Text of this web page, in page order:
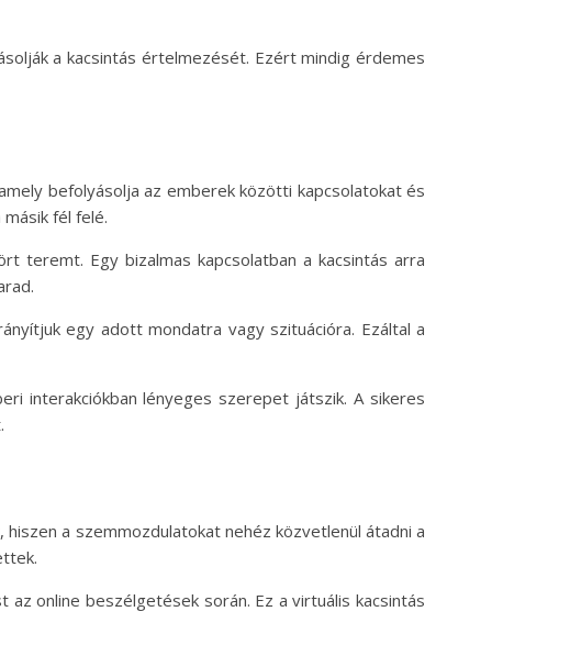
a kacsintás értelmezését. Ezért mindig érdemes
befolyásolja az emberek közötti kapcsolatokat és
fél felé.
teremt. Egy bizalmas kapcsolatban a kacsintás arra
egy adott mondatra vagy szituációra. Ezáltal a
interakciókban lényeges szerepet játszik. A sikeres
a szemmozdulatokat nehéz közvetlenül átadni a
online beszélgetések során. Ez a virtuális kacsintás